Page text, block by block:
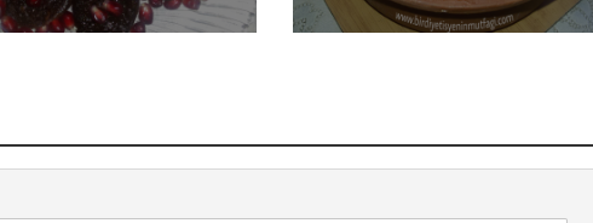
Kategorisiz
Kategorisiz